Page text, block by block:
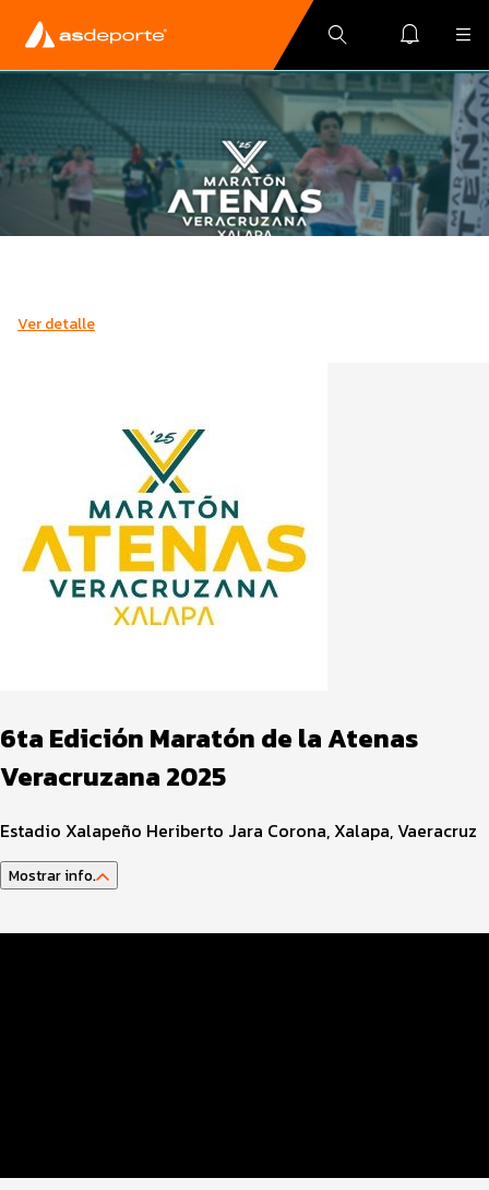
Ver detalle
6ta Edición Maratón de la Atenas
Veracruzana 2025
Estadio Xalapeño Heriberto Jara Corona, Xalapa, Vaeracruz
Mostrar info.